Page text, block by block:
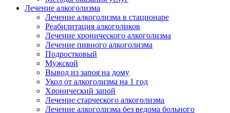
Лечение алкоголизма
Лечение алкоголизма в стационаре
Реабилитация алкоголиков
Лечение хронического алкоголизма
Лечение пивного алкоголизма
Подростковый
Мужской
Вывод из запоя на дому
Укол от алкоголизма на 1 год
Хронический запой
Лечение старческого алкоголизма
Лечение алкоголизма без ведома больного